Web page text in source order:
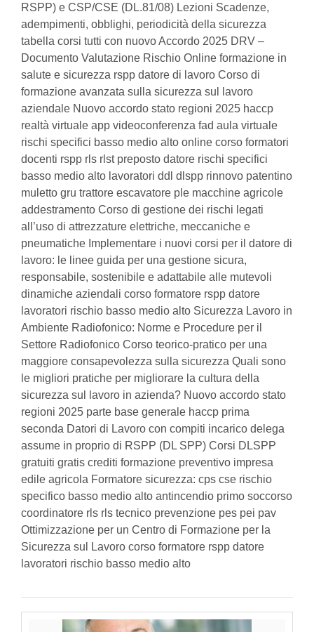
RSPP) e CSP/CSE (DL.81/08) Lezioni Scadenze,
adempimenti, obblighi, periodicità della sicurezza
tabella corsi tutti con nuovo Accordo 2025 DRV –
Documento Valutazione Rischio Online formazione in
salute e sicurezza rspp datore di lavoro Corso di
formazione avanzata sulla sicurezza sul lavoro
aziendale Nuovo accordo stato regioni 2025 haccp
realtà virtuale app videoconferenza fad aula virtuale
rischi specifici basso medio alto online corso formatori
docenti rspp rls rlst preposto datore rischi specifici
basso medio alto lavoratori ddl dlspp rinnovo patentino
muletto gru trattore escavatore ple macchine agricole
addestramento Corso di gestione dei rischi legati
all’uso di attrezzature elettriche, meccaniche e
pneumatiche Implementare i nuovi corsi per il datore di
lavoro: le linee guida per una gestione sicura,
responsabile, sostenibile e adattabile alle mutevoli
dinamiche aziendali corso formatore rspp datore
lavoratori rischio basso medio alto Sicurezza Lavoro in
Ambiente Radiofonico: Norme e Procedure per il
Settore Radiofonico Corso teorico-pratico per una
maggiore consapevolezza sulla sicurezza Quali sono
le migliori pratiche per migliorare la cultura della
sicurezza sul lavoro in azienda? Nuovo accordo stato
regioni 2025 parte base generale haccp prima
seconda Datori di Lavoro con compiti incarico delega
assume in proprio di RSPP (DL SPP) Corsi DLSPP
gratuiti gratis crediti formazione preventivo impresa
edile agricola Formatore sicurezza: cps cse rischio
specifico basso medio alto antincendio primo soccorso
coordinatore rls rls tecnico prevenzione pes pei pav
Ottimizzazione per un Centro di Formazione per la
Sicurezza sul Lavoro corso formatore rspp datore
lavoratori rischio basso medio alto